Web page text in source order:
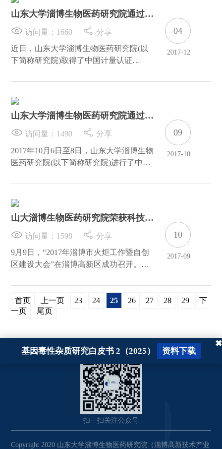
✖
基因毒性杂质研究白皮书 2（2025） 资料下载
企业的一致性评价研究，山东大学淄博生
物医药研究院的生物样品分析检测中心正
仿制药一致性评价及创新药研发提供专业
化独立第三方服务。
山东大学淄博生物医药研究院通过
CMA资质认定
访问量： 1660
分享
近日，山东大学淄博生物医药研究院(以
下简称研究院)取得了中国计量认证
研究院实验室正式通过CMA资质认定，
具备CMA规定的检验检测能力，并且可
果。
04
2017-12
山东大学淄博生物医药研究院通过
CMA现场评审初审
访问量： 1490
分享
2017年10月6日至8日，山东大学淄博生物
医药研究院(以下简称研究院)进行了中国
场评审。山东省检验检测机构资质认定现
场评审组根据研究院申请的计量认证范
目具有覆盖性的原则，对研究院进行了审
查。经过全面评审，研究院各项考评指标
度好评。
09
2017-10
山大淄博生物医药研究院荣获科技奖
励92万元
访问量： 1598
分享
9月9日，“2017年淄博市火炬工作暨自创
区建设大会”在淄博高新区成功召开。淄
讲话。
10
2017-09
首页 上一页 23 24 25 26 27 28 29
下
一页
尾页
扫一扫关注公众号
Copyright 2020 山东大学淄博生物医药研究院（淄博高新技术产业